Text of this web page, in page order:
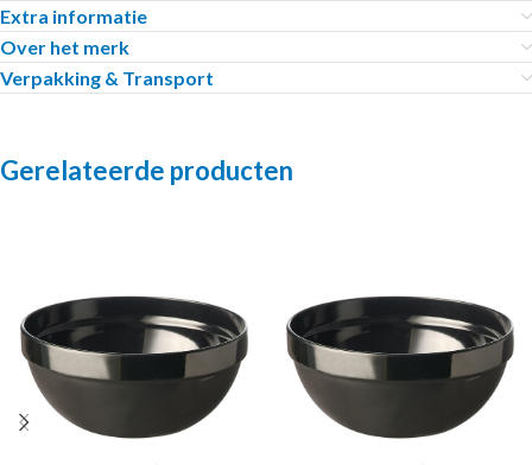
Extra informatie
Over het merk
Verpakking & Transport
Gerelateerde producten